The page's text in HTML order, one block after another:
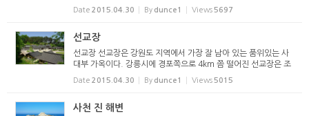
리 험하지 않아 가벼운 트레킹을 즐길 수 있다. 소금강 초입부터 은
은한 나무향기와 물기 촉촉한 흙의 냄새가 들...
Date 2015.04.30 By dunce1 Views 5697
선교장
선교장 선교장은 강원도 지역에서 가장 잘 남아 있는 품위있는 사
대부 가옥이다. 강릉시에 경포쪽으로 4km 쯤 떨어진 선교장은 조
선시대 상류층의 가옥을 대표하는 곳으로, 중요 민속자료 제5호로
지정되었다. 경포호가 지금보다 넓었을 때, '배타고...
Date 2015.04.30 By dunce1 Views 5015
사천 진 해변